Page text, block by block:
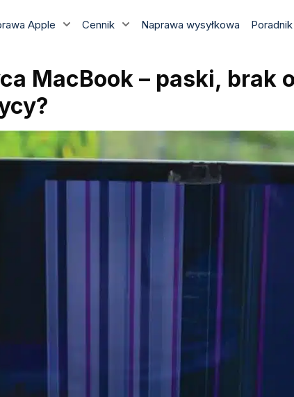
Apple Cennik Naprawa wysyłkowa
MacBook – paski, brak